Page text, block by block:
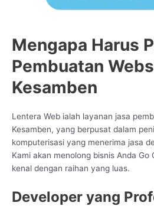
Mengapa Harus
Pembuatan
Kesamben
Lentera Web ialah layanan jasa
Kesamben, yang berpusat dalam
komputerisasi yang menerima jasa
Kami akan menolong bisnis Anda Go
kenal dengan raihan yang luas.
Developer yang